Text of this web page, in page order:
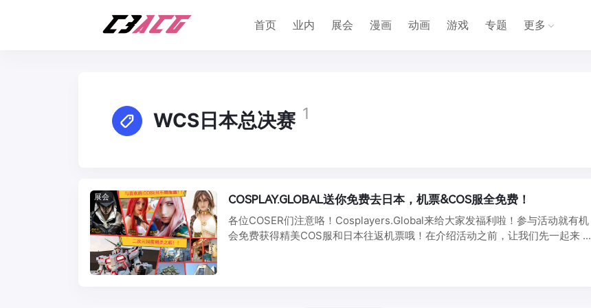
首页 业内 展会 漫画 动画 游戏 专题 更多
WCS日本总决赛 1
展会 COSPLAY.GLOBAL送你免费去日本，机票&COS服全免费！
各位COSER们注意咯！Cosplayers.Global来给大家发福利啦！参与活动就有机
会免费获得精美COS服和日本往返机票哦！在介绍活动之前，让我们先一起来 ...